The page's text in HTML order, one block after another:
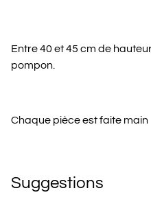
Entre 40 et 45 cm de
pompon.
Chaque pièce est faite main
Suggestions